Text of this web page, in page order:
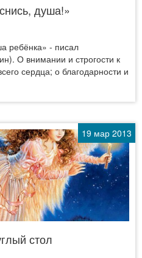
душа!»
ребёнка» - писал
О внимании и строгости к
сердца; о благодарности и
19 мар 2013
стол